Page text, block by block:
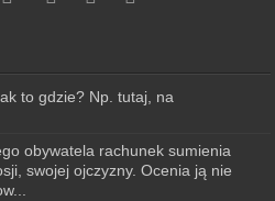
to gdzie? Np. tutaj, na
obywatela rachunek sumienia
swojej ojczyzny. Ocenia ją nie